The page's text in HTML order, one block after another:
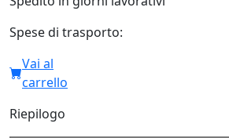
Spese di trasporto:
Vai al
carrello
Riepilogo